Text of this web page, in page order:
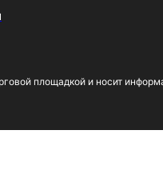
площадкой и носит